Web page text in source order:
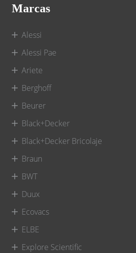
Marcas
Alessi
Alessi Pae
Ariete
Berghoff
Beurer
Black+Decker
Black+Decker Bricolaje
Braun
BWT
Duux
Ecovacs
ELBE
Explore Scientific